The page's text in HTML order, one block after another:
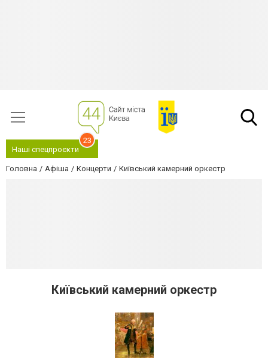
Наші спецпроєкти
23
Головна Афіша Концерти Київський камерний оркестр
Київський камерний оркестр